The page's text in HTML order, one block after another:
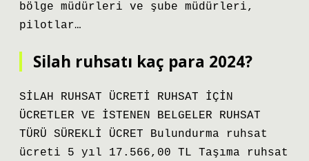
bölge müdürleri ve şube müdürleri,
pilotlar…
Silah ruhsatı kaç para 2024?
SİLAH RUHSAT ÜCRETİ RUHSAT İÇİN
ÜCRETLER VE İSTENEN BELGELER RUHSAT
TÜRÜ SÜREKLİ ÜCRET Bulundurma ruhsat
ücreti 5 yıl 17.566,00 TL Taşıma ruhsat